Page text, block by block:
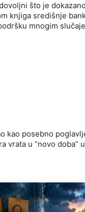
što je
knjiga središnje
mnogim
kao posebno
vrata u “novo doba”